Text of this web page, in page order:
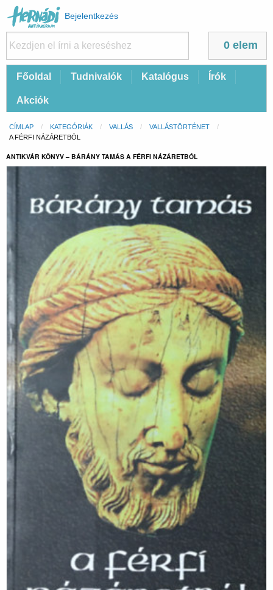
Felhasználói
fiók
menüje
Bejelentkezés
0 elem
FőFőoldal Tudnivalók Katalógus Írók
Akciók
Morzsa
CÍMLAP KATEGÓRIÁK VALLÁS
VALLÁSTÖRTÉNET
CURRENT:
A FÉRFI NÁZÁRETBÓL
ANTIKVÁR KÖNYV – BÁRÁNY TAMÁS A FÉRFI NÁZÁRETBÓL